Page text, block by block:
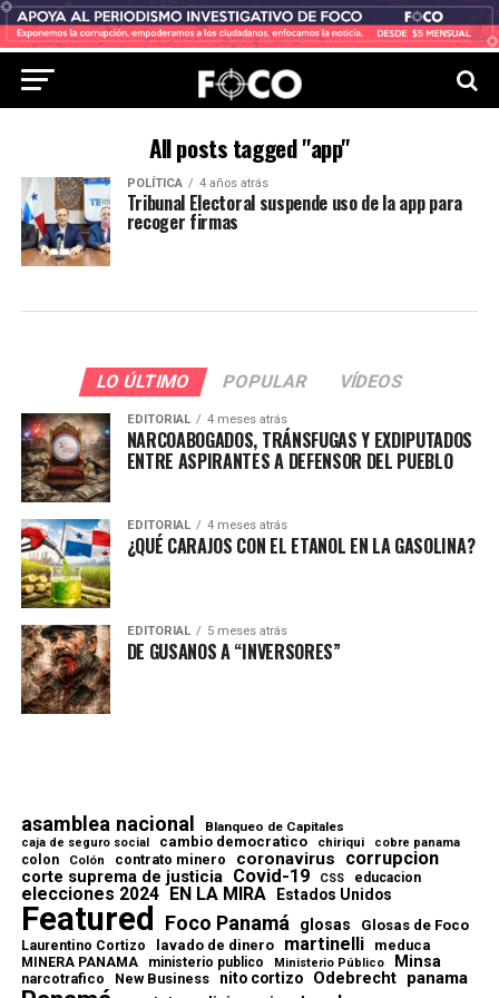
All posts tagged "app"
POLÍTICA 4 años atrás
Tribunal Electoral suspende uso de la app para
recoger firmas
LO ÚLTIMO POPULAR VÍDEOS
EDITORIAL 4 meses atrás
NARCOABOGADOS, TRÁNSFUGAS Y EXDIPUTADOS
ENTRE ASPIRANTES A DEFENSOR DEL PUEBLO
EDITORIAL 4 meses atrás
¿QUÉ CARAJOS CON EL ETANOL EN LA GASOLINA?
EDITORIAL 5 meses atrás
DE GUSANOS A “INVERSORES”
asamblea nacional Blanqueo de Capitales
caja de seguro social cambio democratico chiriqui cobre panama
colon Colón contrato minero coronavirus corrupcion
corte suprema de justicia Covid-19 CSS educacion
elecciones 2024 EN LA MIRA Estados Unidos
Featured Foco Panamá glosas Glosas de Foco
Laurentino Cortizo lavado de dinero martinelli meduca
MINERA PANAMA ministerio publico Ministerio Público Minsa
narcotrafico New Business nito cortizo Odebrecht panama